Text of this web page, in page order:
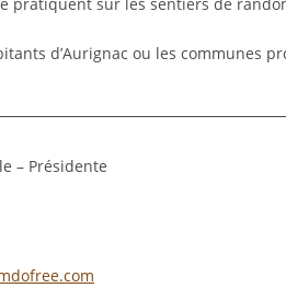
d’Aurignac ou les communes
– Présidente